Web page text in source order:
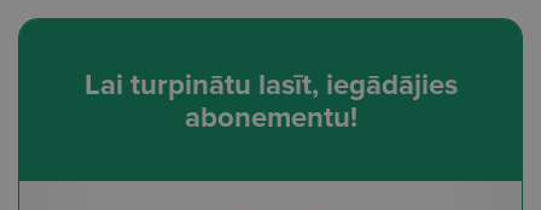
Lai turpinātu lasīt, iegādājies
abonementu!